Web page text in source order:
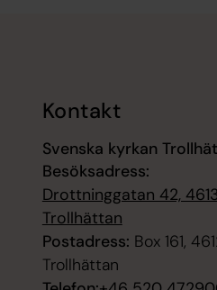
Kontakt
Svenska kyrkan
Besöksadress:
Drottninggatan 42,
Trollhättan
Postadress: Box 161,
Trollhättan